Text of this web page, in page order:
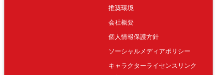
推奨環境
会社概要
個人情報保護方針
ソーシャルメディアポリシー
キャラクターライセンスリンク